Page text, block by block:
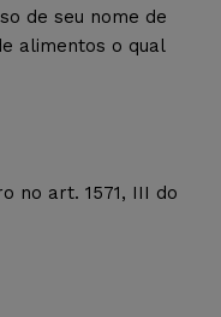
de seu nome de
alimentos o qual
no art. 1571, III do